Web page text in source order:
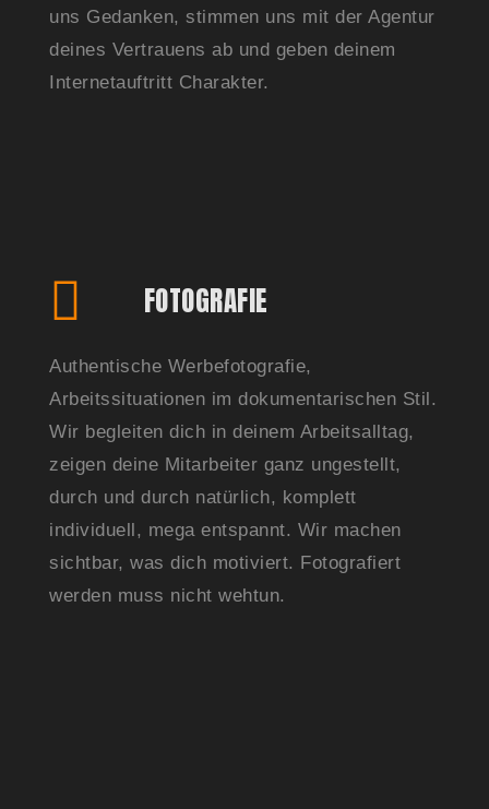
uns Gedanken, stimmen uns mit der Agentur
deines Vertrauens ab und geben deinem
Internetauftritt Charakter.
FOTOGRAFIE
Authentische Werbefotografie,
Arbeitssituationen im dokumentarischen Stil.
Wir begleiten dich in deinem Arbeitsalltag,
zeigen deine Mitarbeiter ganz ungestellt,
durch und durch natürlich, komplett
individuell, mega entspannt. Wir machen
sichtbar, was dich motiviert. Fotografiert
werden muss nicht wehtun.